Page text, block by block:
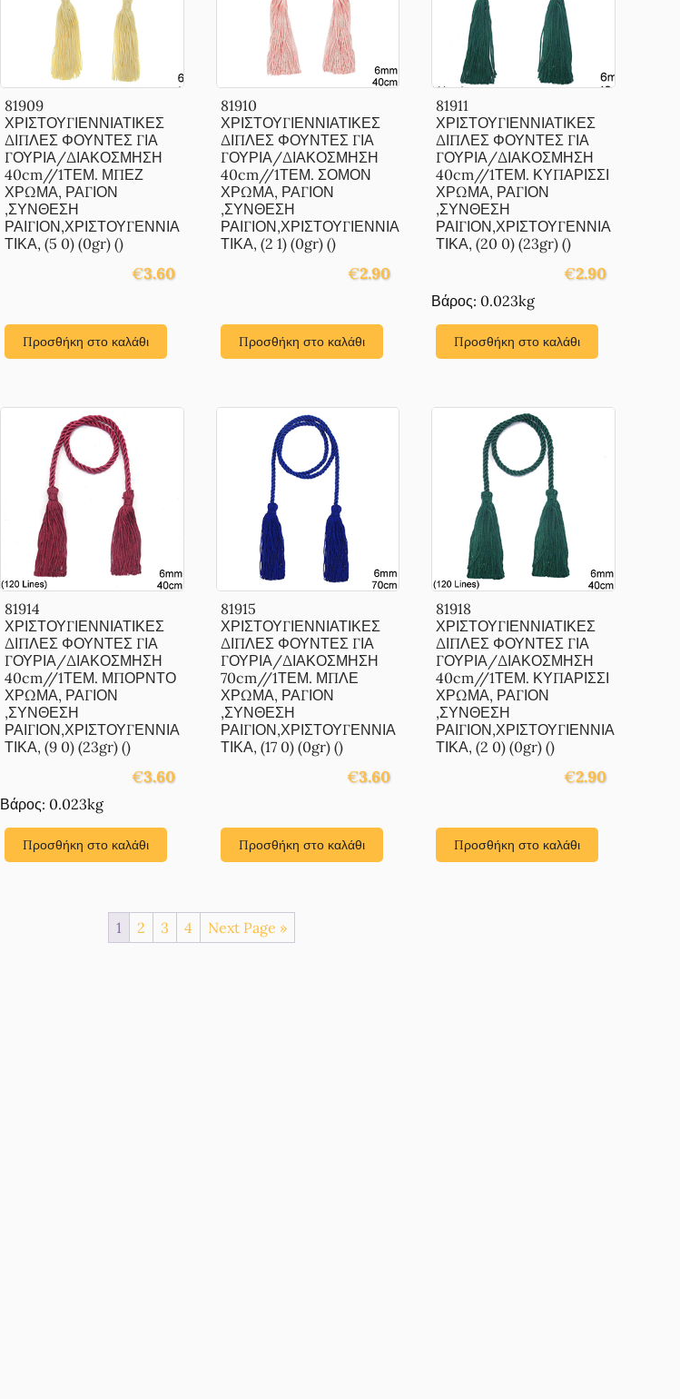
81909
ΧΡΙΣΤΟΥΓΙΕΝΝΙΑΤΙΚΕΣ
ΔΙΠΛΕΣ ΦΟΥΝΤΕΣ ΓΙΑ
ΓΟΥΡΙΑ/ΔΙΑΚΟΣΜΗΣΗ
40cm//1ΤΕΜ. ΜΠΕΖ
ΧΡΩΜΑ, ΡΑΓΙΟΝ
,ΣΥΝΘΕΣΗ
ΡΑΙΓΙΟΝ,ΧΡΙΣΤΟΥΓΕΝΝΙΑ
ΤΙΚΑ, (5 0) (0gr) ()
€3.60
Προσθήκη στο καλάθι
81910
ΧΡΙΣΤΟΥΓΙΕΝΝΙΑΤΙΚΕΣ
ΔΙΠΛΕΣ ΦΟΥΝΤΕΣ ΓΙΑ
ΓΟΥΡΙΑ/ΔΙΑΚΟΣΜΗΣΗ
40cm//1ΤΕΜ. ΣΟΜΟΝ
ΧΡΩΜΑ, ΡΑΓΙΟΝ
,ΣΥΝΘΕΣΗ
ΡΑΙΓΙΟΝ,ΧΡΙΣΤΟΥΓΙΕΝΝΙΑ
ΤΙΚΑ, (2 1) (0gr) ()
€2.90
Προσθήκη στο καλάθι
81911
ΧΡΙΣΤΟΥΓΙΕΝΝΙΑΤΙΚΕΣ
ΔΙΠΛΕΣ ΦΟΥΝΤΕΣ ΓΙΑ
ΓΟΥΡΙΑ/ΔΙΑΚΟΣΜΗΣΗ
40cm//1ΤΕΜ. ΚΥΠΑΡΙΣΣΙ
ΧΡΩΜΑ, ΡΑΓΙΟΝ
,ΣΥΝΘΕΣΗ
ΡΑΙΓΙΟΝ,ΧΡΙΣΤΟΥΓΕΝΝΙΑ
ΤΙΚΑ, (20 0) (23gr) ()
€2.90
Βάρος: 0.023kg
Προσθήκη στο καλάθι
81914
ΧΡΙΣΤΟΥΓΙΕΝΝΙΑΤΙΚΕΣ
ΔΙΠΛΕΣ ΦΟΥΝΤΕΣ ΓΙΑ
ΓΟΥΡΙΑ/ΔΙΑΚΟΣΜΗΣΗ
40cm//1ΤΕΜ. ΜΠΟΡΝΤΟ
ΧΡΩΜΑ, ΡΑΓΙΟΝ
,ΣΥΝΘΕΣΗ
ΡΑΙΓΙΟΝ,ΧΡΙΣΤΟΥΓΕΝΝΙΑ
ΤΙΚΑ, (9 0) (23gr) ()
€3.60
Βάρος: 0.023kg
Προσθήκη στο καλάθι
81915
ΧΡΙΣΤΟΥΓΙΕΝΝΙΑΤΙΚΕΣ
ΔΙΠΛΕΣ ΦΟΥΝΤΕΣ ΓΙΑ
ΓΟΥΡΙΑ/ΔΙΑΚΟΣΜΗΣΗ
70cm//1ΤΕΜ. ΜΠΛΕ
ΧΡΩΜΑ, ΡΑΓΙΟΝ
,ΣΥΝΘΕΣΗ
ΡΑΙΓΙΟΝ,ΧΡΙΣΤΟΥΓΕΝΝΙΑ
ΤΙΚΑ, (17 0) (0gr) ()
€3.60
Προσθήκη στο καλάθι
81918
ΧΡΙΣΤΟΥΓΙΕΝΝΙΑΤΙΚΕΣ
ΔΙΠΛΕΣ ΦΟΥΝΤΕΣ ΓΙΑ
ΓΟΥΡΙΑ/ΔΙΑΚΟΣΜΗΣΗ
40cm//1ΤΕΜ. ΚΥΠΑΡΙΣΣΙ
ΧΡΩΜΑ, ΡΑΓΙΟΝ
,ΣΥΝΘΕΣΗ
ΡΑΙΓΙΟΝ,ΧΡΙΣΤΟΥΓΙΕΝΝΙΑ
ΤΙΚΑ, (2 0) (0gr) ()
€2.90
Προσθήκη στο καλάθι
1 2 3 4 Next Page »